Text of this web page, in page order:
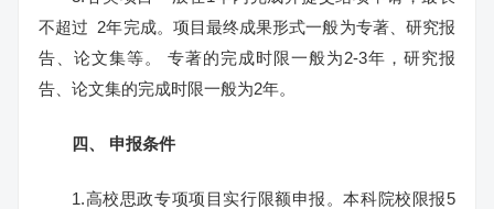
不超过 2年完成。项目最终成果形式一般为专著、研究报
告、论文集等。 专著的完成时限一般为2-3年，研究报
告、论文集的完成时限一般为2年。
四、 申报条件
1.高校思政专项项目实行限额申报。本科院校限报5